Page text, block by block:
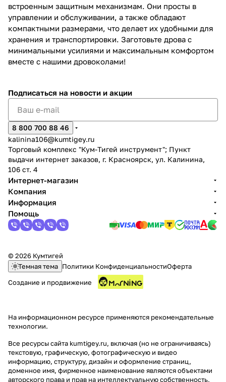
встроенным защитным механизмам. Они просты в
управлении и обслуживании, а также обладают
компактными размерами, что делает их удобными для
хранения и транспортировки. Заготовьте дрова с
минимальными усилиями и максимальным комфортом
вместе с нашими дровоколами!
Подписаться на новости и акции
8 800 700 88 46
kalinina106@kumtigey.ru
Торговый комплекс "Кум-Тигей инструмент"; Пункт
выдачи интернет заказов, г. Красноярск, ул. Калинина,
106 ст. 4
Интернет-магазин
Компания
Информация
Помощь
© 2026 Кумтигей
Темная тема Политики КонфиденциальностиОферта
Создание и продвижение
На информационном ресурсе применяются рекомендательные
технологии.
Все ресурсы сайта kumtigey.ru, включая (но не ограничиваясь)
текстовую, графическую, фотографическую и видео
информацию, структуру, дизайн и оформление страниц,
доменное имя, фирменное наименование являются объектами
авторского права и прав на интеллектуальную собственность,